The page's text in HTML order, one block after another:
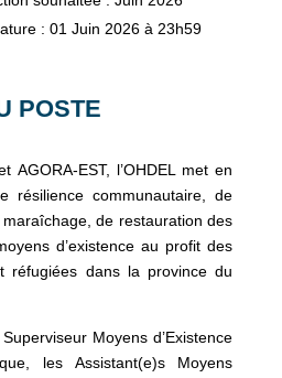
: 01 Juin 2026 à 23h59
POSTE
AGORA-EST, l’OHDEL met en
résilience communautaire, de
de restauration des
d’existence au profit des
réfugiées dans la province du
Moyens d’Existence
les Assistant(e)s Moyens